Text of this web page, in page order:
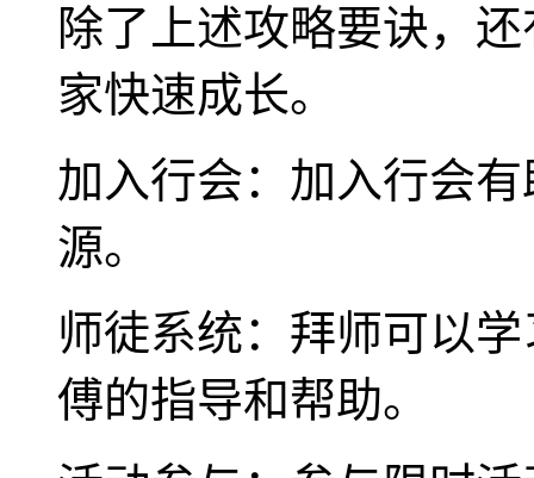
除了上述攻略要诀，
家快速成长。
加入行会：加入行会
源。
师徒系统：拜师可以
傅的指导和帮助。